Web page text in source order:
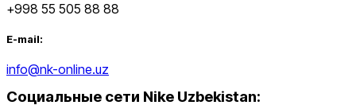
+998 55 505 88 88
E-mail:
info@nk-online.uz
Социальные сети Nike Uzbekistan: